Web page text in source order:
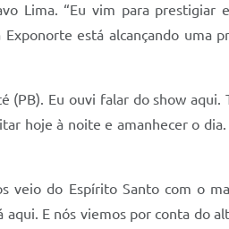
Lima. “Eu vim para prestigiar
está alcançando uma
Eu ouvi falar do show aqui.
hoje à noite e amanhecer o dia.
veio do Espírito Santo com o
E nós viemos por conta do